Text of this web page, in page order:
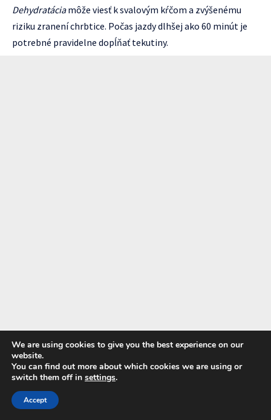
Dehydratáciamôže viesť k svalovým kŕčom a zvýšenému
riziku zranení chrbtice. Počas jazdy dlhšej ako 60 minút je
potrebné pravidelne dopĺňať tekutiny.
Odporúčania pre hydratáciu:
• 500 ml tekutín 2 hodiny pred jazdou
• 200-300 ml každých 15-20 minút počas jazdy
• Elektrolyty pri jazdách dlhších ako 90 minút
• Kontrola farby moču ako indikátor hydratácie
We are using cookies to give you the best experience on our
website.
You can find out more about which cookies we are using or
switch them off in settings.
Accept